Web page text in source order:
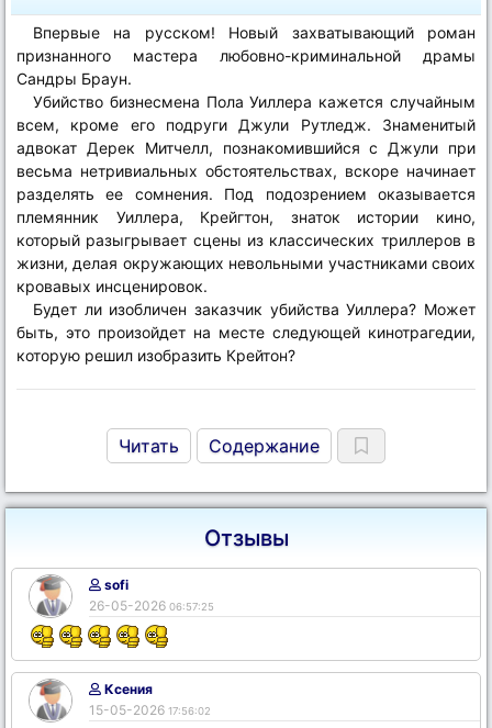
Впервые на русском! Новый захватывающий роман
признанного мастера любовно-криминальной драмы
Сандры Браун.
Убийство бизнесмена Пола Уиллера кажется случайным
всем, кроме его подруги Джули Рутледж. Знаменитый
адвокат Дерек Митчелл, познакомившийся с Джули при
весьма нетривиальных обстоятельствах, вскоре начинает
разделять ее сомнения. Под подозрением оказывается
племянник Уиллера, Крейгтон, знаток истории кино,
который разыгрывает сцены из классических триллеров в
жизни, делая окружающих невольными участниками своих
кровавых инсценировок.
Будет ли изобличен заказчик убийства Уиллера? Может
быть, это произойдет на месте следующей кинотрагедии,
которую решил изобразить Крейтон?
Читать Содержание
Отзывы
sofi
26-05-2026 06:57:25
Ксения
15-05-2026 17:56:02